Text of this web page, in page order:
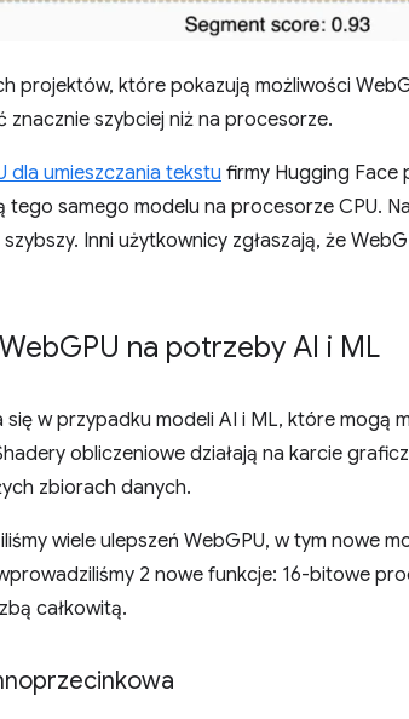
projektów, które pokazują możliwości
znacznie szybciej niż na procesorze.
dla umieszczania tekstu firmy Hugging Face
tego samego modelu na procesorze CPU.
Inni użytkownicy zgłaszają, że
GPU na potrzeby AI i ML
w przypadku modeli AI i ML, które mogą
obliczeniowe działają na karcie
zbiorach danych.
wiele ulepszeń WebGPU, w tym nowe
2 nowe funkcje: 16-bitowe
całkowitą.